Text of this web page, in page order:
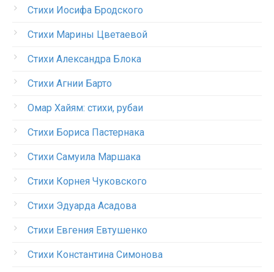
Стихи Иосифа Бродского
Стихи Марины Цветаевой
Стихи Александра Блока
Стихи Агнии Барто
Омар Хайям: стихи, рубаи
Стихи Бориса Пастернака
Стихи Самуила Маршака
Стихи Корнея Чуковского
Стихи Эдуарда Асадова
Стихи Евгения Евтушенко
Стихи Константина Симонова